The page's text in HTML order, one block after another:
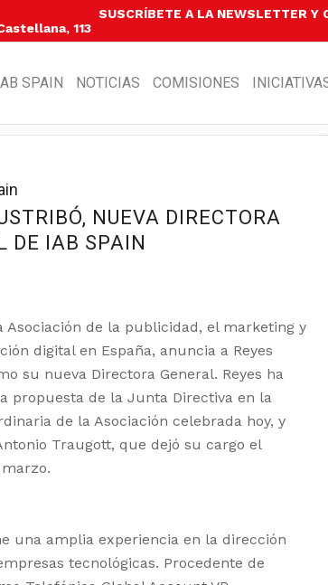
SUSCRÍBETE A LA NEWSLETTER Y
113
SPAIN NOTICIAS COMISIONES
NUEVA DIRECTORA
DE IAB SPAIN
Asociación de la publicidad, el marketing y
digital en España, anuncia a Reyes
su nueva Directora General. Reyes ha
propuesta de la Junta Directiva en la
de la Asociación celebrada hoy, y
Traugott, que dejó su cargo el
una amplia experiencia en la dirección
tecnológicas. Procedente de